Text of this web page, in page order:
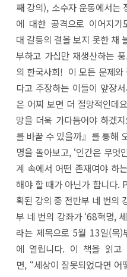
째 강의), 소수자 운동에서는
에 대한 공격으로 이어지
대 갈등의 결을 보지 못한 채
부하고 가십만 재생산하는
의 한국사회! 이 모든 문제와
다고 주장하는 이들이 앞장
은 어찌 보면 더 절망적인데
망을 더욱 가다듬어야 하겠
를 바꿀 수 있을까』를 통해
명을 돌아보고, ‘인간은 무엇
계 속에서 어떤 존재여야 하
해야 할 때가 아닌가 합니다.
획된 강의 중 전반부 네 번의
부 네 번의 강좌가 ‘68혁명,
라는 제목으로 5월 13일(목
에 열립니다. 이 책을 읽고
면, “세상이 잘못되었다면